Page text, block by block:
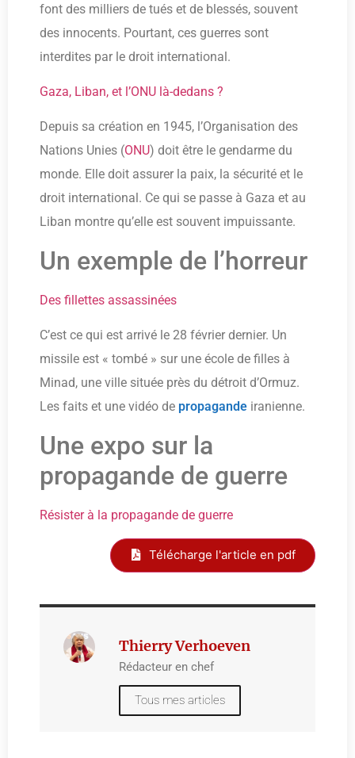
font des milliers de tués et de blessés, souvent
des innocents. Pourtant, ces guerres sont
interdites par le droit international.
Gaza, Liban, et l’ONU là-dedans ?
Depuis sa création en 1945, l’Organisation des
Nations Unies (ONU) doit être le gendarme du
monde. Elle doit assurer la paix, la sécurité et le
droit international. Ce qui se passe à Gaza et au
Liban montre qu’elle est souvent impuissante.
Un exemple de l’horreur
Des fillettes assassinées
C’est ce qui est arrivé le 28 février dernier. Un
missile est « tombé » sur une école de filles à
Minad, une ville située près du détroit d’Ormuz.
Les faits et une vidéo de propagande iranienne.
Une expo sur la
propagande de guerre
Résister à la propagande de guerre
Télécharge l'article en pdf
Thierry Verhoeven
Rédacteur en chef
Tous mes articles